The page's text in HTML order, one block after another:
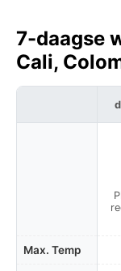
7-daagse
Cali,
Max. Temp